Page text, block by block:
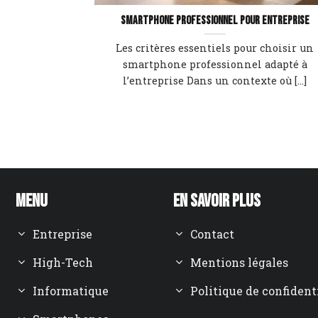
Smartphone professionnel pour entreprise
Les critères essentiels pour choisir un
smartphone professionnel adapté à
l’entreprise Dans un contexte où [...]
Menu
Entreprise
High-Tech
Informatique
En savoir plus
Contact
Mentions légales
Politique de